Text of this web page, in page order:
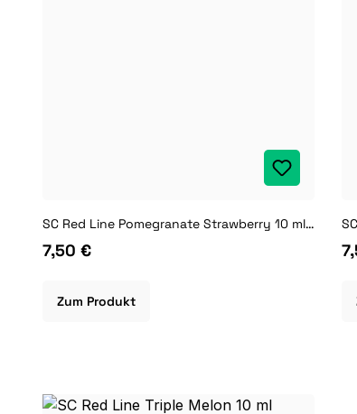
SC Red Line Pomegranate Strawberry 10 ml Nikotin Liquid
7,50 €
Zum Produkt